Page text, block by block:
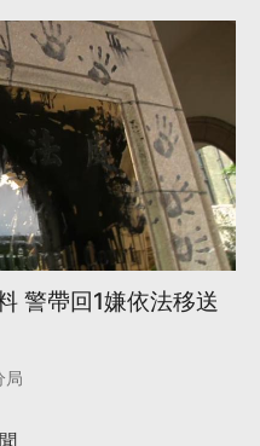
警帶回1嫌依法移送
局